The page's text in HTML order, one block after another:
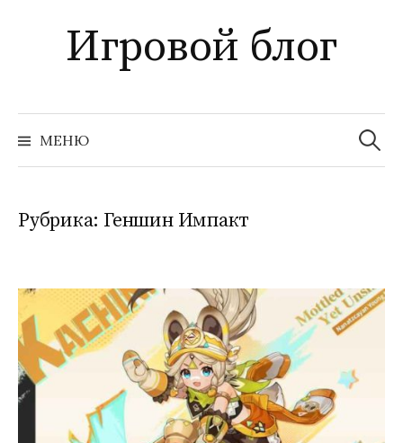
содержимому
Игровой блог
МЕНЮ
Найти:
Рубрика: Геншин Импакт